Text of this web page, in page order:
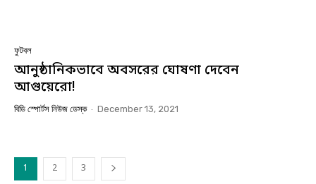
ফুটবল
আনুষ্ঠানিকভাবে অবসরের ঘোষণা দেবেন
আগুয়েরো!
বিডি স্পোর্টস নিউজ ডেস্ক - December 13, 2021
1 2 3